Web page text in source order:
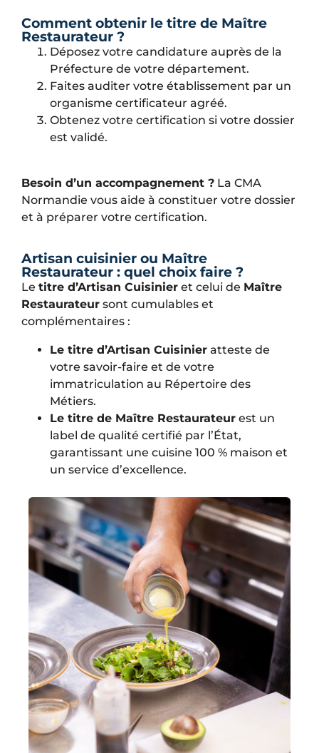
Comment obtenir le titre de Maître
Restaurateur ?
Déposez votre candidature auprès de la
Préfecture de votre département.
Faites auditer votre établissement par un
organisme certificateur agréé.
Obtenez votre certification si votre dossier
est validé.
Besoin d’un accompagnement ? La CMA
Normandie vous aide à constituer votre dossier
et à préparer votre certification.
Artisan cuisinier ou Maître
Restaurateur : quel choix faire ?
Le titre d’Artisan Cuisinier et celui de Maître
Restaurateur sont cumulables et
complémentaires :
Le titre d’Artisan Cuisinier atteste de
votre savoir-faire et de votre
immatriculation au Répertoire des
Métiers.
Le titre de Maître Restaurateur est un
label de qualité certifié par l’État,
garantissant une cuisine 100 % maison et
un service d’excellence.